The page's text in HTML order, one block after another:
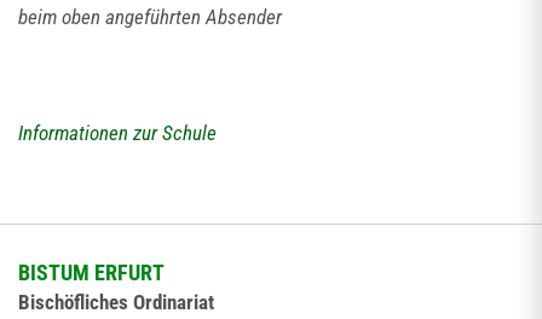
beim oben angeführten Absender
Informationen zur Schule
BISTUM ERFURT
Bischöfliches Ordinariat